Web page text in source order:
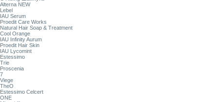
Alterna NEW
Lebel
IAU Serum
Proedit Care Works
Natural Hair Soap & Treatment
Cool Orange
IAU Infinity Aurum
Proedit Hair Skin
IAU Lycomint
Estessimo
Trie
Proscenia
7
Viege
TheO
Estessimo Celcert
ONE